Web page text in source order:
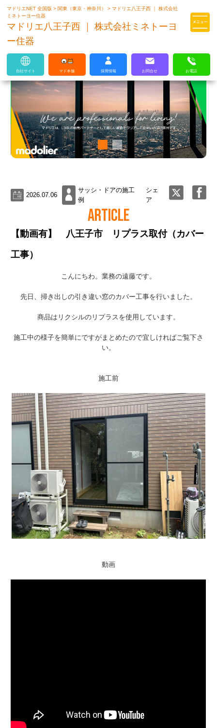
マドリエはLIXILの厳しい基準を
マドリエNET 全国版> 関東（東京・神奈川）>マドリエ八王子西 ｜ 株式会社
ミネトーヨー住器
マドリエ八王子西 ｜ 株式会社ミネトーヨ
ー住器
自社サイト マド本舗 採用情報 お問合せ お電話
2026.07.06
サッシ・ドアの施工
例
シェ
ア
ARTICLE
【動画有】 八王子市 リプラス取付（カバー
工事）